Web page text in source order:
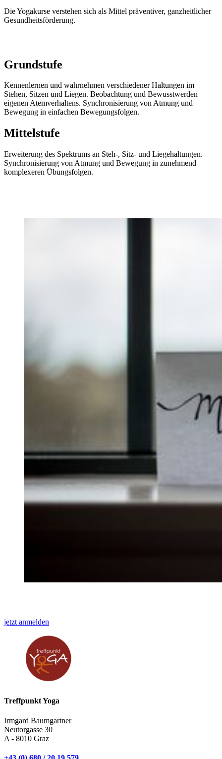
Die Yogakurse verstehen sich als Mittel präventiver, ganzheitlicher
Gesundheitsförderung.
Grundstufe
Kennenlernen und wahrnehmen verschiedener Haltungen im
Stehen, Sitzen und Liegen. Beobachtung und Bewusstwerden
eigenen Atemverhaltens. Synchronisierung von Atmung und
Bewegung in einfachen Bewegungsfolgen.
Mittelstufe
Erweiterung des Spektrums an Steh-, Sitz- und Liegehaltungen.
Synchronisierung von Atmung und Bewegung in zunehmend
komplexeren Übungsfolgen.
jetzt anmelden
Treffpunkt Yoga
Irmgard Baumgartner
Neutorgasse 30
A - 8010 Graz